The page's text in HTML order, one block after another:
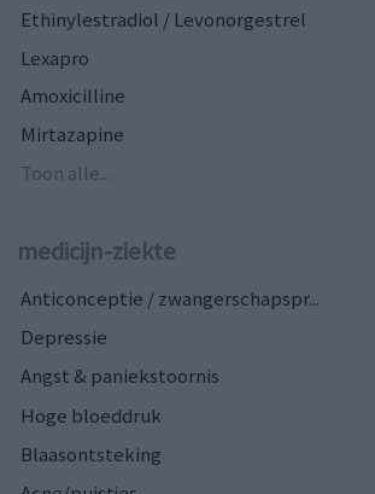
Ethinylestradiol / Levonorgestrel
Lexapro
Amoxicilline
Mirtazapine
Toon alle...
medicijn-ziekte
Anticonceptie / zwangerschapspr...
Depressie
Angst & paniekstoornis
Hoge bloeddruk
Blaasontsteking